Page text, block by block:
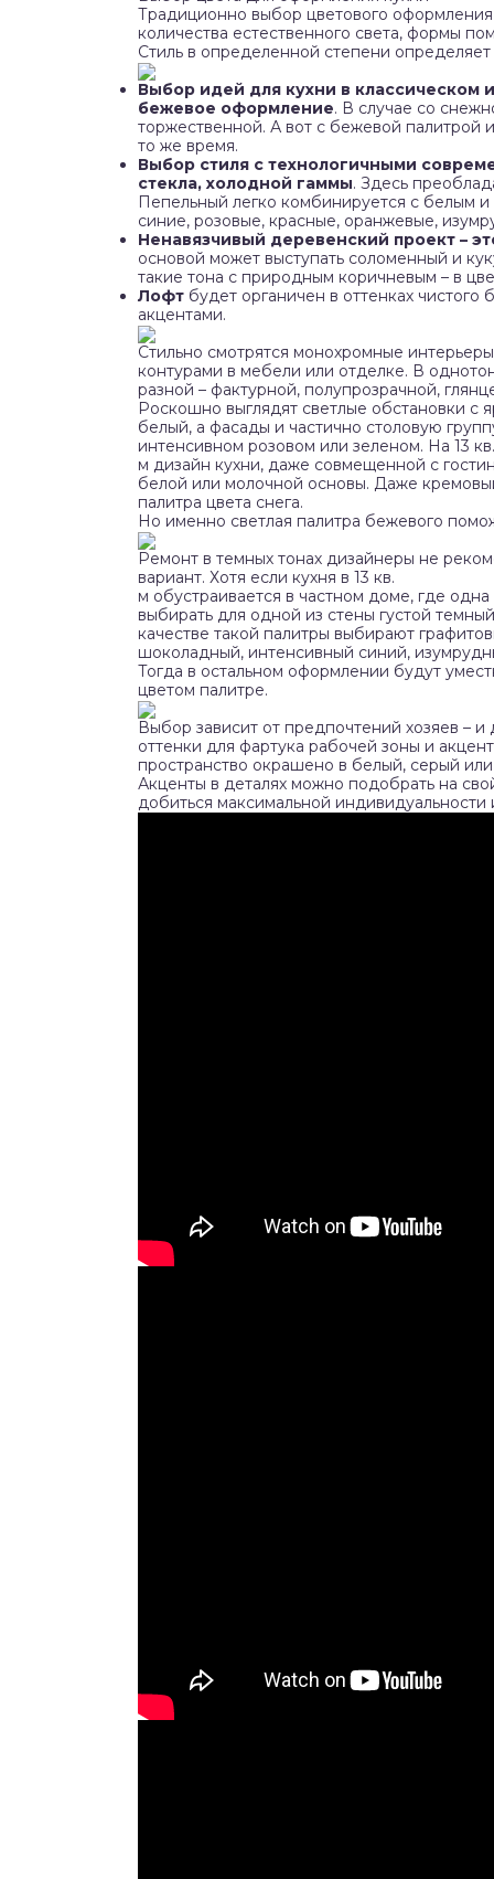
Традиционно выбор цветового оформления
количества естественного света, формы
Стиль в определенной степени
Выбор идей для кухни в классическом
бежевое оформление. В случае со
торжественной. А вот с бежевой
то же время.
Выбор стиля с технологичными
стекла, холодной гаммы. Здесь
Пепельный легко комбинируется с белым
синие, розовые, красные, оранжевые,
Ненавязчивый деревенский проект –
основой может выступать соломенный и
такие тона с природным коричневым – в
Лофт будет органичен в оттенках
акцентами.
Стильно смотрятся монохромные
контурами в мебели или отделке. В
разной – фактурной, полупрозрачной,
Роскошно выглядят светлые обстановки с
белый, а фасады и частично столовую
интенсивном розовом или зеленом. На 13 кв.
м дизайн кухни, даже совмещенной с
белой или молочной основы. Даже
палитра цвета снега.
Но именно светлая палитра бежевого
Ремонт в темных тонах дизайнеры не
вариант. Хотя если кухня в 13 кв.
м обустраивается в частном доме, где
выбирать для одной из стены густой
качестве такой палитры выбирают
шоколадный, интенсивный синий,
Тогда в остальном оформлении будут
цветом палитре.
Выбор зависит от предпочтений хозяев –
оттенки для фартука рабочей зоны и
пространство окрашено в белый, серый
Акценты в деталях можно подобрать на
добиться максимальной индивидуальности